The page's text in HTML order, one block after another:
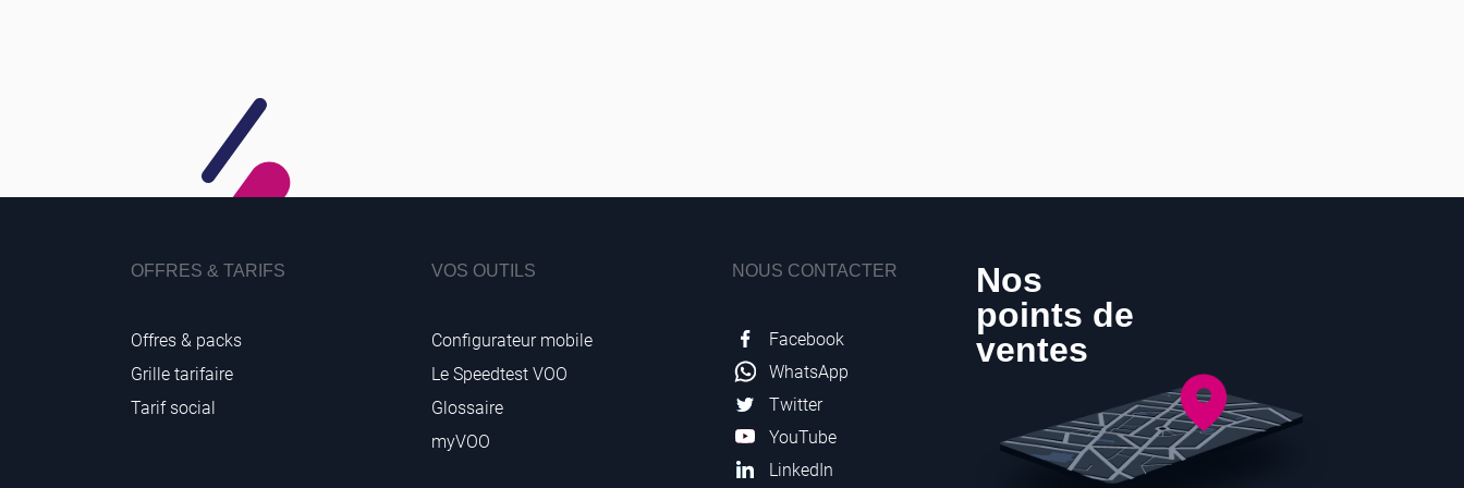
OFFRES & TARIFS
Offres & packs
Grille tarifaire
Tarif social
VOS OUTILS
Configurateur mobile
Le Speedtest VOO
Glossaire
myVOO
NOUS CONTACTER
Facebook
WhatsApp
Twitter
YouTube
LinkedIn
Nos
points de
ventes